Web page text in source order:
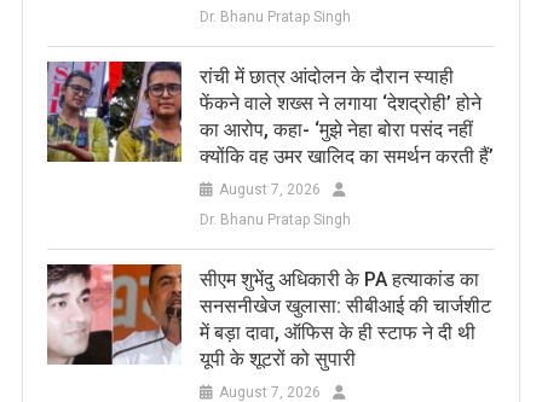
Dr. Bhanu Pratap Singh
रांची में छात्र आंदोलन के दौरान स्याही
फेंकने वाले शख्स ने लगाया ‘देशद्रोही’ होने
का आरोप, कहा- ‘मुझे नेहा बोरा पसंद नहीं
क्योंकि वह उमर खालिद का समर्थन करती हैं’
August 7, 2026
Dr. Bhanu Pratap Singh
सीएम शुभेंदु अधिकारी के PA हत्याकांड का
सनसनीखेज खुलासा: सीबीआई की चार्जशीट
में बड़ा दावा, ऑफिस के ही स्टाफ ने दी थी
यूपी के शूटरों को सुपारी
August 7, 2026